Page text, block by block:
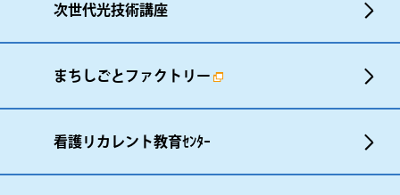
次世代光技術講座
まちしごとファクトリー
看護リカレント教育ｾﾝﾀｰ